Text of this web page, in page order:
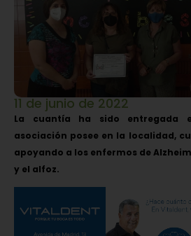
11 de junio de 2022
La cuantía ha sido entregada
asociación posee en la localidad,
apoyando a los enfermos de
y el alfoz.